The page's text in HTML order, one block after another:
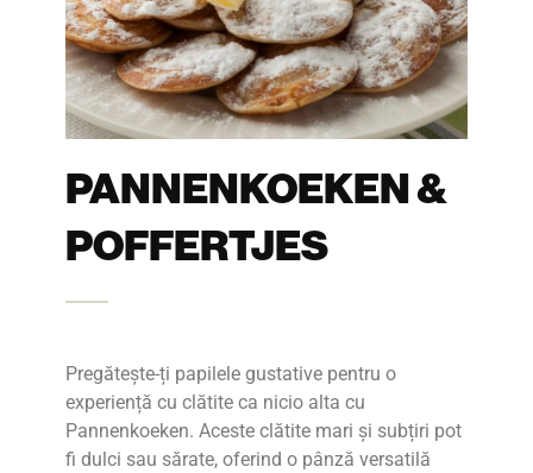
PANNENKOEKEN &
POFFERTJES
Pregătește-ți papilele gustative pentru o
experiență cu clătite ca nicio alta cu
Pannenkoeken. Aceste clătite mari și subțiri pot
fi dulci sau sărate, oferind o pânză versatilă